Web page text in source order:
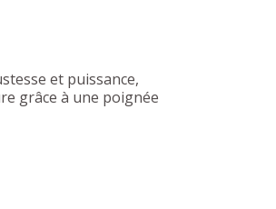
et puissance,
grâce à une poignée